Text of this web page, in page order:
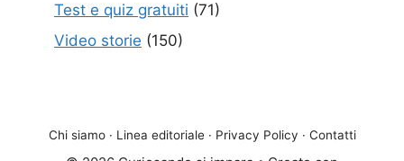
Test e quiz gratuiti (71)
Video storie (150)
Chi siamo · Linea editoriale · Privacy Policy · Contatti